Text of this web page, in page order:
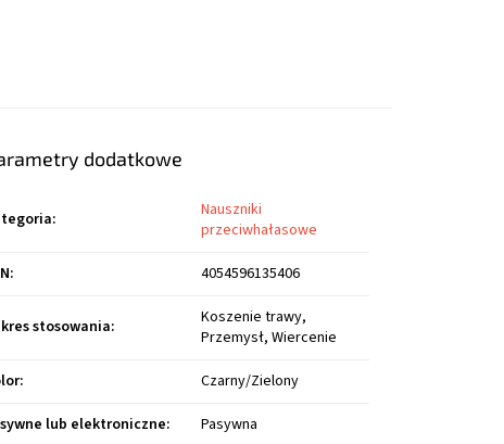
dodatkowe
:
Nauszniki
przeciwhałasowe
: 4054596135406
stosowania:
Koszenie trawy,
Przemysł, Wiercenie
:
Czarny/Zielony
lub elektroniczne:
Pasywna